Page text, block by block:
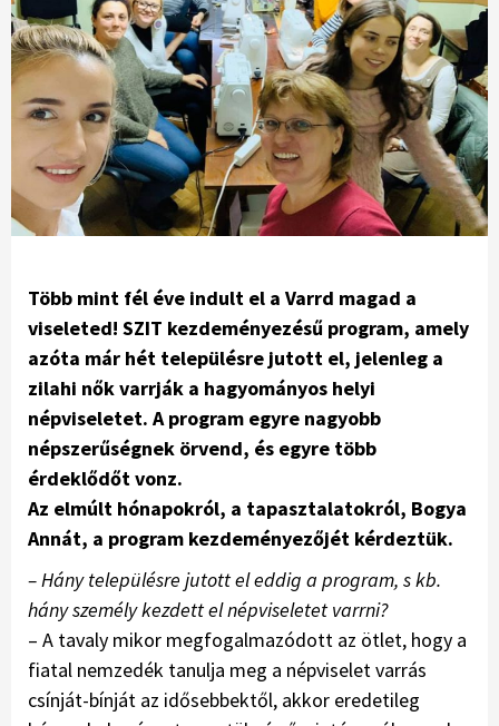
Több mint fél éve indult el a Varrd magad a
viseleted! SZIT kezdeményezésű program, amely
azóta már hét településre jutott el, jelenleg a
zilahi nők varrják a hagyományos helyi
népviseletet. A program egyre nagyobb
népszerűségnek örvend, és egyre több
érdeklődőt vonz.
Az elmúlt hónapokról, a tapasztalatokról, Bogya
Annát, a program kezdeményezőjét kérdeztük.
– Hány településre jutott el eddig a program, s kb.
hány személy kezdett el népviseletet varrni?
– A tavaly mikor megfogalmazódott az ötlet, hogy a
fiatal nemzedék tanulja meg a népviselet varrás
csínját-bínját az idősebbektől, akkor eredetileg